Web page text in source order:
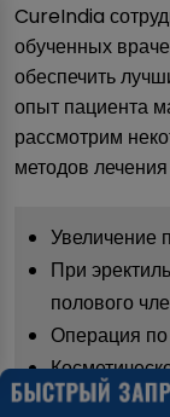
CureIndia
обученных
обеспечить
опыт пациента
рассмотрим
методов
Увеличение
При
полового
Операция по